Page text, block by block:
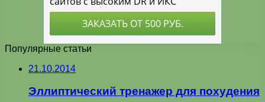
Популярные статьи
21.10.2014
Эллиптический тренажер для похудения